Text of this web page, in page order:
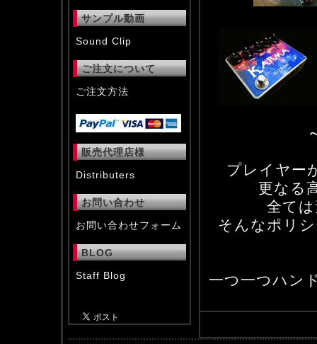
プレイヤー
更なる
全て
そんなポリ
一つ一つハン
サンプル動画
Sound Clip
ご注文について
ご注文方法
販売代理店様
Distributers
お問い合わせ
お問い合わせフォーム
BLOG
Staff Blog